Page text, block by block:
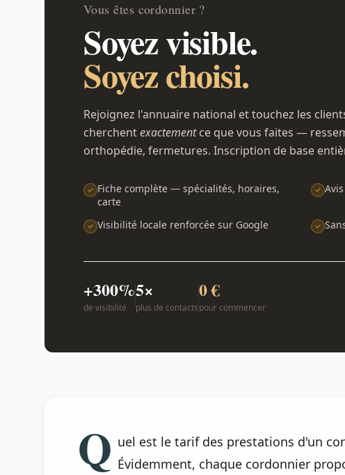
Vous êtes cordonnier ?
Soyez visible.
Soyez choisi.
Rejoignez l'annuaire national et touchez les
cherchentexactementce que vous faites —
orthopédie, fermetures. Inscription de base
Fiche complète — spécialités, horaires,
carte
Visibilité locale renforcée sur Google
+300%
de visibilité
5×
plus de contacts
0 €
pour commencer
Q uel est le tarif des prestations d'un
Évidemment, chaque cordonnier